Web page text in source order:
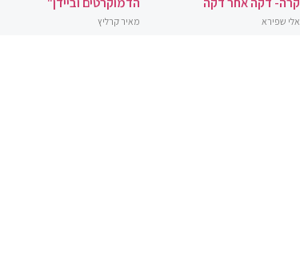
אלי שפירא מאיר קרליץ